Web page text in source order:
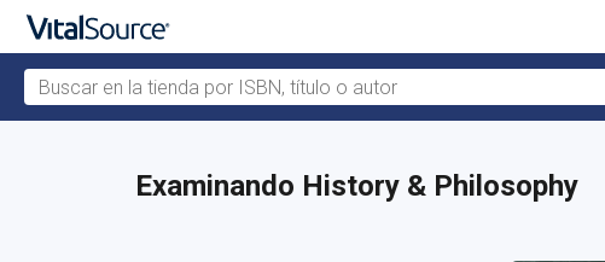
Buscar en la tienda por ISBN, título o autor
Examinando History & Philosophy